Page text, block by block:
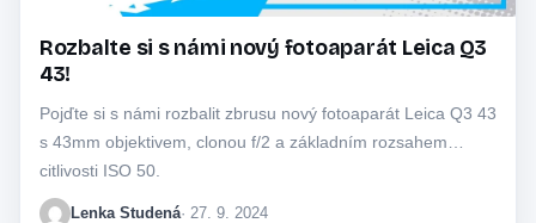
Rozbalte si s námi nový fotoaparát Leica Q3
43!
Pojďte si s námi rozbalit zbrusu nový fotoaparát Leica Q3 43
s 43mm objektivem, clonou f/2 a základním rozsahem
citlivosti ISO 50.
Lenka Studená· 27. 9. 2024